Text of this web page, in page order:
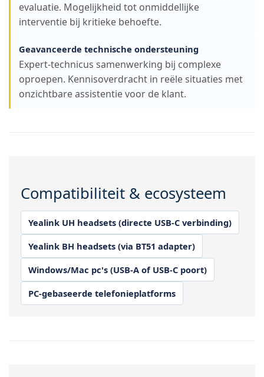
evaluatie. Mogelijkheid tot onmiddellijke
interventie bij kritieke behoefte.
Geavanceerde technische ondersteuning
Expert-technicus samenwerking bij complexe
oproepen. Kennisoverdracht in reële situaties met
onzichtbare assistentie voor de klant.
Compatibiliteit & ecosysteem
Yealink UH headsets (directe USB-C verbinding)
Yealink BH headsets (via BT51 adapter)
Windows/Mac pc's (USB-A of USB-C poort)
PC-gebaseerde telefonieplatforms